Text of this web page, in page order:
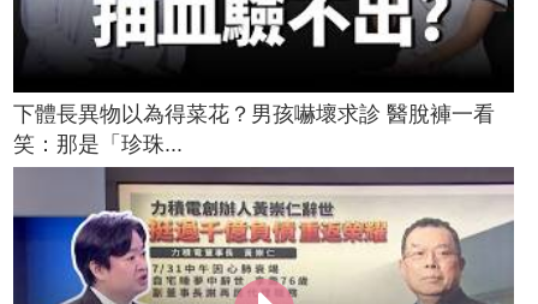
下體長異物以為得菜花？男孩嚇壞求診 醫脫褲一看
笑：那是「珍珠...